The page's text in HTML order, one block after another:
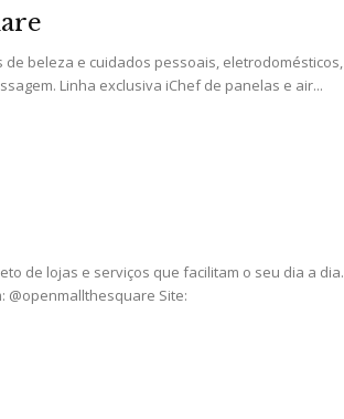
de beleza e cuidados pessoais, eletrodomésticos,
Linha exclusiva iChef de panelas e air...
de lojas e serviços que facilitam o seu dia a dia.
@openmallthesquare Site: